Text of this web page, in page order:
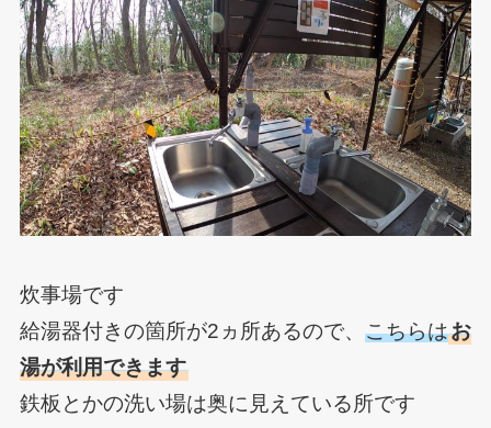
炊事場です
給湯器付きの箇所が2ヵ所あるので、 こちらはお
湯が利用できます
鉄板とかの洗い場は奥に見えている所です